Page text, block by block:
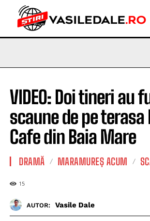
VIDEO: Doi tineri au
scaune de pe
Cafe din Baia Mare
DRAMĂ MARAMUREȘ ACUM
15
AUTOR: Vasile Dale